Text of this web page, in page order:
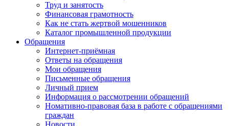
Труд и занятость
Финансовая грамотность
Как не стать жертвой мошенников
Каталог промышленной продукции
Обращения
Интернет-приёмная
Ответы на обращения
Мои обращения
Письменные обращения
Личный прием
Информация о рассмотрении обращений
Номативно-правовая база в работе с обращениями
граждан
Новости